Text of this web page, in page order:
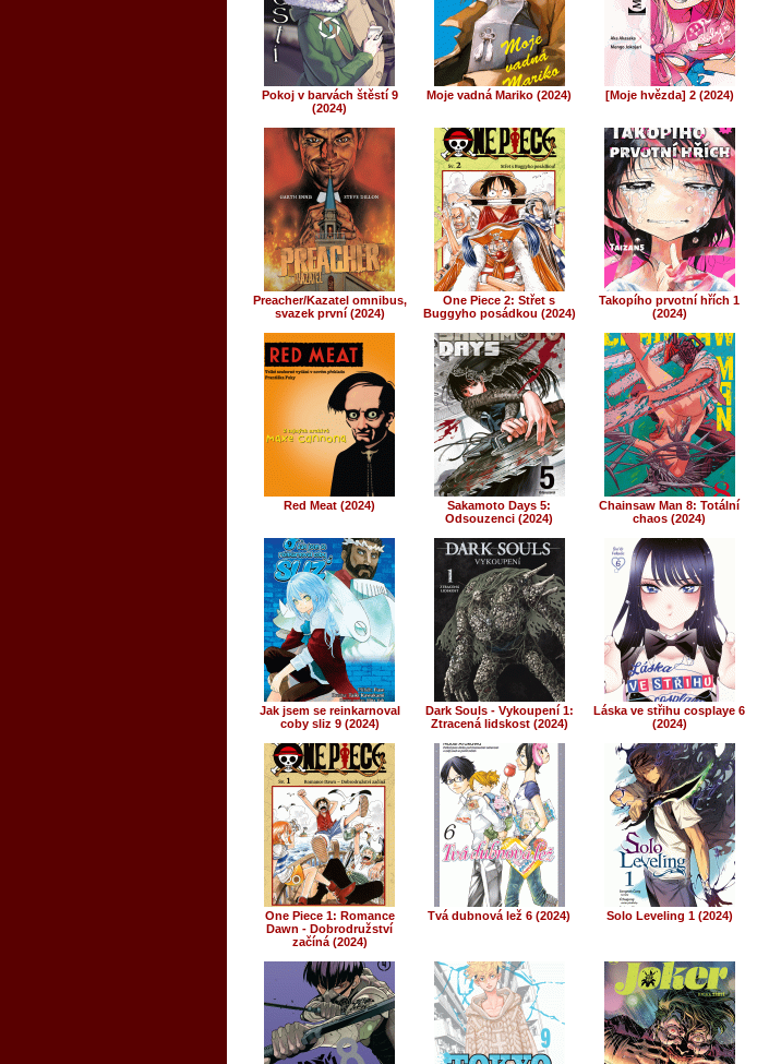
Pokoj v barvách štěstí 9
(2024)
Moje vadná Mariko (2024) [Moje hvězda] 2 (2024)
Preacher/Kazatel omnibus,
svazek první (2024)
One Piece 2: Střet s
Buggyho posádkou (2024)
Takopího prvotní hřích 1
(2024)
Red Meat (2024)
Sakamoto Days 5:
Odsouzenci (2024)
Chainsaw Man 8: Totální
chaos (2024)
Jak jsem se reinkarnoval
coby sliz 9 (2024)
Dark Souls - Vykoupení 1:
Ztracená lidskost (2024)
Láska ve střihu cosplaye 6
(2024)
One Piece 1: Romance
Dawn - Dobrodružství
začíná (2024)
Tvá dubnová lež 6 (2024) Solo Leveling 1 (2024)